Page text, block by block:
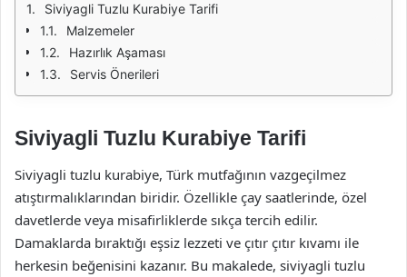
Siviyagli Tuzlu Kurabiye Tarifi
Malzemeler
Hazırlık Aşaması
Servis Önerileri
Siviyagli Tuzlu Kurabiye Tarifi
Siviyagli tuzlu kurabiye, Türk mutfağının vazgeçilmez
atıştırmalıklarından biridir. Özellikle çay saatlerinde, özel
davetlerde veya misafirliklerde sıkça tercih edilir.
Damaklarda bıraktığı eşsiz lezzeti ve çıtır çıtır kıvamı ile
herkesin beğenisini kazanır. Bu makalede, siviyagli tuzlu